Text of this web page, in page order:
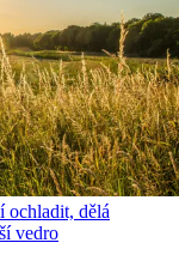
ochladit, dělá
vedro